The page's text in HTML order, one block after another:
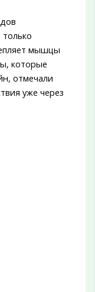
мышцы
которые
отмечали
уже через